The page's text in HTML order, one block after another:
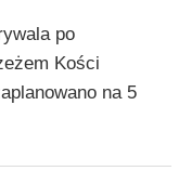
po
Kości
na 5